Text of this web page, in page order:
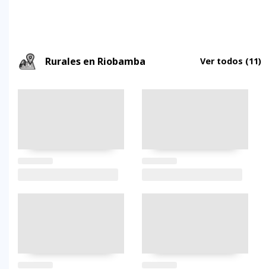
Rurales en Riobamba Ver todos (11)